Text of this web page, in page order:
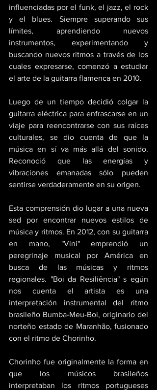
influenciadas por el funk, el jazz, el rock
y el blues. Siempre superando sus
límites, aprendiendo nuevos
instrumentos, experimentando y
buscando nuevos ritmos a través de los
cuales expresarse, comenzó a estudiar
el arte de la guitarra flamenca en 2010.
Luego de un tiempo decidió colgar la
guitarra eléctrica para enfrascarse en un
viaje para reencontrarse con sus raíces
culturales, se dio cuenta de que la
música en sí va más allá del sonido.
Reconoció que las energías y
vibraciones emanadas sólo pueden
sentirse verdaderamente en su origen.
Esta comprensión dio lugar a una nueva
sed por encontrar nuevos estilos de
música y ritmos. En 2012, con su guitarra
en mano, "Vini" emprendió un
peregrinaje musical por América en
busca de las músicas y ritmos
regionales. "Boi da Resiliência" s egún
nos cuenta el artista es una
interpretación instrumental del ritmo
brasileño Bumba-Meu-Boi, originario del
norteño estado de Maranhão, fusionado
con el ritmo de Chorinho.
Chorinho fue originalmente la forma en
que los músicos brasileños
interpretaban los ritmos portugueses